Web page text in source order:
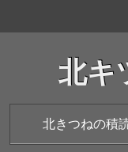
北キ
北きつねの積